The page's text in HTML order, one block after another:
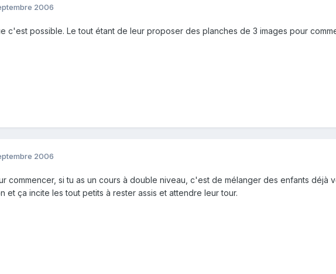
2006
c'est possible. Le tout étant de leur proposer des planches de 3 images pour
2006
commencer, si tu as un cours à double niveau, c'est de mélanger des enfants
et ça incite les tout petits à rester assis et attendre leur tour.